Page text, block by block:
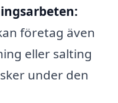
företag även
eller salting
under den